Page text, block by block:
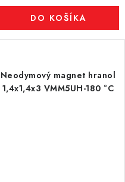
DO KOŠÍKA
Neodymový magnet hranol
1,4x1,4x3 VMM5UH-180 °C